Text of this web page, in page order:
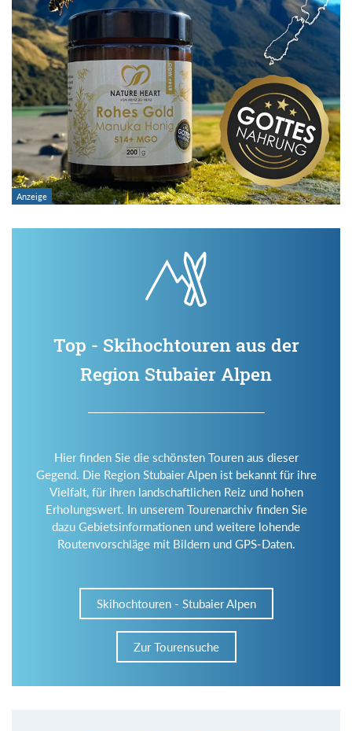
Top - Skihochtouren aus der
Region Stubaier Alpen
Hier finden Sie die schönsten Touren aus dieser
Gegend. Die Region Stubaier Alpen ist bekannt für ihre
Vielfalt, für ihren landschaftlichen Reiz und hohen
Erholungswert. In unserem Tourenarchiv finden Sie
dazu Gebietsinformationen und weitere lohende
Routenvorschläge mit Bildern und GPS-Daten.
Skihochtouren - Stubaier Alpen
Zur Tourensuche